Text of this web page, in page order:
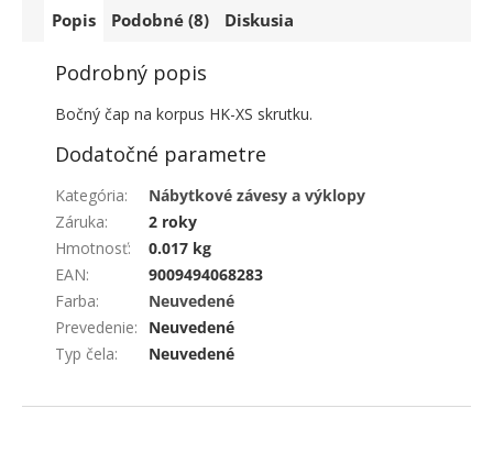
Popis Podobné (8) Diskusia
Podrobný popis
Bočný čap na korpus HK-XS skrutku.
Dodatočné parametre
Kategória:
Nábytkové závesy a výklopy
Záruka:
2 roky
Hmotnosť:
0.017 kg
EAN:
9009494068283
Farba:
Neuvedené
Prevedenie:
Neuvedené
Typ čela: Neuvedené
ZÁPÄTIE